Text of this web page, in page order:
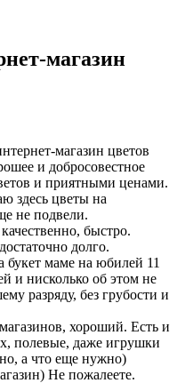
магазин
магазин цветов
и добросовестное
и приятными ценами.
здесь цветы на
не подвели.
быстро.
долго.
букет маме на юбилей 11
и нисколько об этом не
разряду, без грубости и
хороший. Есть и
полевые, даже игрушки
а что еще нужно)
Не пожалеете.